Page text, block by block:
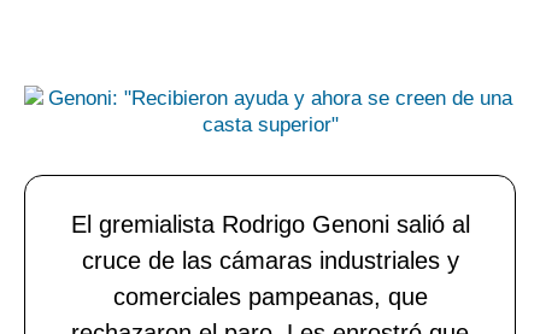
El gremialista Rodrigo Genoni salió al
cruce de las cámaras industriales y
comerciales pampeanas, que